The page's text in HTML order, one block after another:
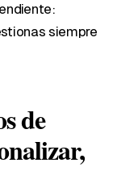
siempre
de